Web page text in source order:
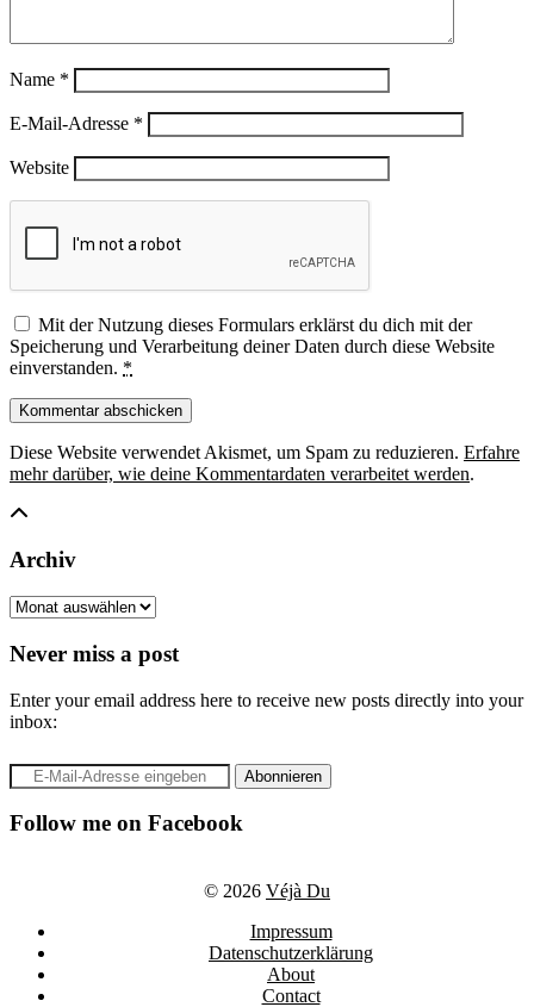
Name *
E-Mail-Adresse *
Website
Mit der Nutzung dieses Formulars erklärst du dich mit der
Speicherung und Verarbeitung deiner Daten durch diese Website
einverstanden. *
Diese Website verwendet Akismet, um Spam zu reduzieren. Erfahre
mehr darüber, wie deine Kommentardaten verarbeitet werden.
Archiv
Archiv
Never miss a post
Enter your email address here to receive new posts directly into your
inbox:
Follow me on Facebook
© 2026 Véjà Du
Impressum
Datenschutzerklärung
About
Contact